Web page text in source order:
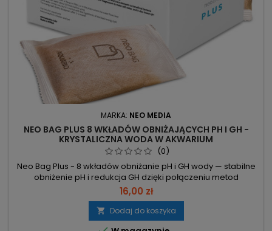
MARKA: NEO MEDIA
NEO BAG PLUS 8 WKŁADÓW OBNIŻAJĄCYCH PH I GH -
KRYSTALICZNA WODA W AKWARIUM
(0)
Neo Bag Plus - 8 wkładów obniżanie pH i GH wody — stabilne
obniżenie pH i redukcja GH dzięki połączeniu metod
biologicznych i chemicznych. 1 saszetka na 60 l –
dawkowanie: wypłukać i włożyć do filtra; większy przepływ
przyspiesza działanie. 8 saszetek – opakowanie pokrywa do
480 l wody. pH poniżej 7 i obniża GH – uzyskanie stabilnie
16,00 zł
 Dodaj do koszyka